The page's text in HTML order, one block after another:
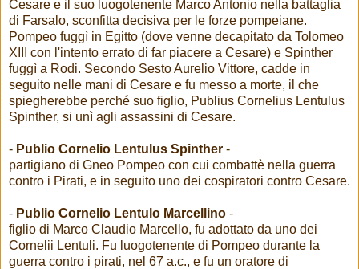
Cesare e il suo luogotenente Marco Antonio nella battaglia
di Farsalo, sconfitta decisiva per le forze pompeiane.
Pompeo fuggì in Egitto (dove venne decapitato da Tolomeo
XIII con l'intento errato di far piacere a Cesare) e Spinther
fuggì a Rodi. Secondo Sesto Aurelio Vittore, cadde in
seguito nelle mani di Cesare e fu messo a morte, il che
spiegherebbe perché suo figlio, Publius Cornelius Lentulus
Spinther, si unì agli assassini di Cesare.
- Publio Cornelio Lentulus Spinther -
partigiano di Gneo Pompeo con cui combattè nella guerra
contro i Pirati, e in seguito uno dei cospiratori contro Cesare.
- Publio Cornelio Lentulo Marcellino -
figlio di Marco Claudio Marcello, fu adottato da uno dei
Cornelii Lentuli. Fu luogotenente di Pompeo durante la
guerra contro i pirati, nel 67 a.c., e fu un oratore di